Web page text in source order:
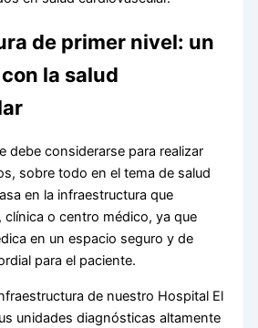
de primer nivel: un
la salud
debe considerarse para realizar
sobre todo en el tema de salud
en la infraestructura que
clínica o centro médico, ya que
en un espacio seguro y de
para el paciente.
de nuestro Hospital El
unidades diagnósticas altamente